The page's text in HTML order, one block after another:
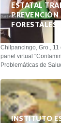
ESTATAL
FORESTALES
Chilpancingo, Gro., 11
panel virtual
Problemáticas de
INSTITUTO